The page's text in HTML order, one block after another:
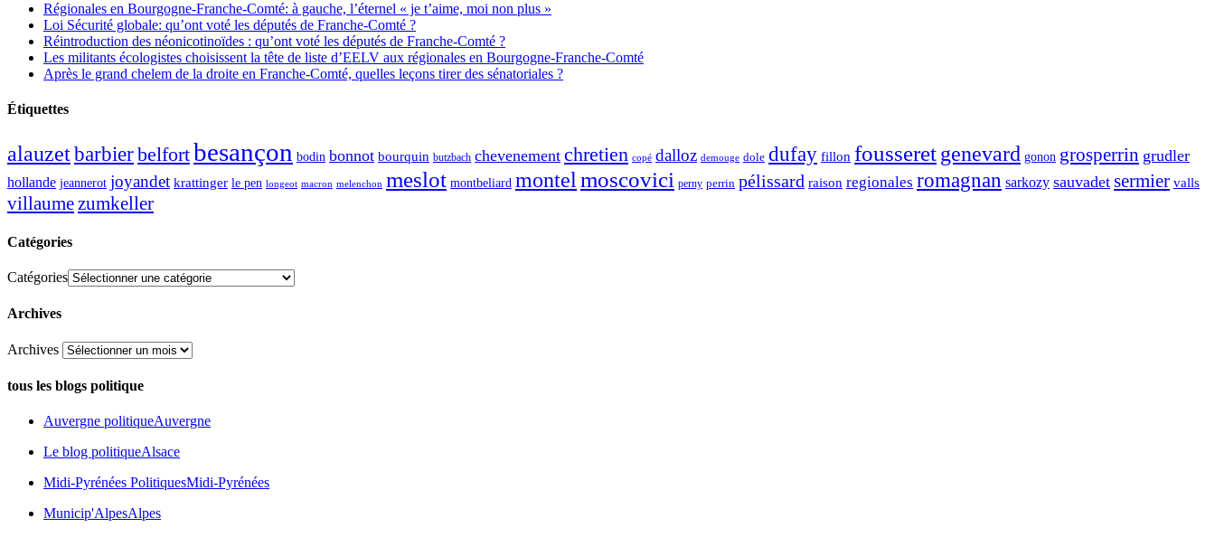
Régionales en Bourgogne-Franche-Comté: à gauche, l’éternel « je t’aime, moi non plus »
Loi Sécurité globale: qu’ont voté les députés de Franche-Comté ?
Réintroduction des néonicotinoïdes : qu’ont voté les députés de Franche-Comté ?
Les militants écologistes choisissent la tête de liste d’EELV aux régionales en Bourgogne-Franche-Comté
Après le grand chelem de la droite en Franche-Comté, quelles leçons tirer des sénatoriales ?
Étiquettes
alauzetbarbierbelfortbesançon bodin bonnot bourquin butzbach chevenement chretien copé dalloz demouge dole dufay fillon fousseretgenevard gonon grosperrin grudler
hollande jeannerot joyandet krattinger le pen longeot macron melenchon meslot montbeliard montel moscovici perny perrin pélissard raison regionales romagnan sarkozy sauvadet sermier valls
villaume zumkeller
Catégories
Catégories
Archives
Archives
tous les blogs politique
Auvergne politiqueAuvergne
Le blog politiqueAlsace
Midi-Pyrénées PolitiquesMidi-Pyrénées
Municip'AlpesAlpes